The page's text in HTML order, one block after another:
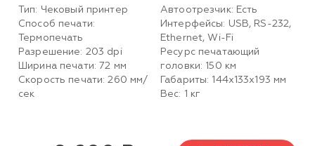
Тип: Чековый принтер
Способ печати:
Термопечать
Разрешение: 203 dpi
Ширина печати: 72 мм
Скорость печати: 260 мм/
сек
Автоотрезчик: Есть
Интерфейсы: USB, RS-232,
Ethernet, Wi-Fi
Ресурс печатающий
головки: 150 км
Габариты: 144х133х193 мм
Вес: 1 кг